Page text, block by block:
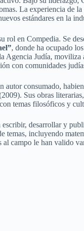
La experiencia de
estándares en la
rol en Compedia. Se
, donde ha ocupado
Judía, moviliza
con comunidades
autor consumado,
Sus obras
temas filosóficos y
desarrollar y
temas, incluyendo
campo le han valido